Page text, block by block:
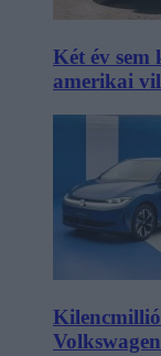
Két év
amerikai
Volkswagen